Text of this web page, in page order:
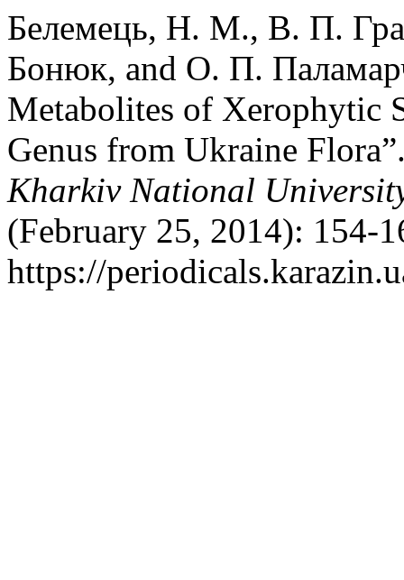
Белемець, Н. М., В. П.
Бонюк, and О. П.
Metabolites of Xerophytic
Genus from Ukraine
Kharkiv National
(February 25, 2014): 154-
https://